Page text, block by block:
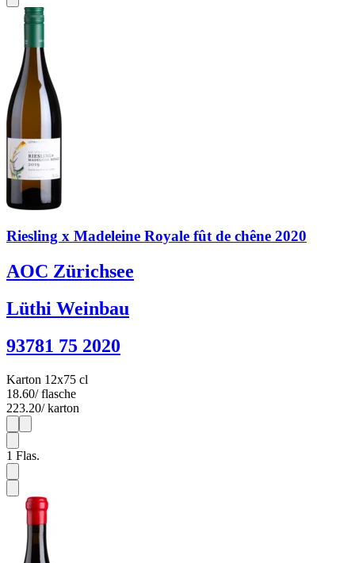
Riesling x Madeleine Royale fût de chêne 2020
AOC Zürichsee
Lüthi Weinbau
93781 75 2020
Karton 12x75 cl
18.60/ flasche
223.20/ karton
1
1 Flas.